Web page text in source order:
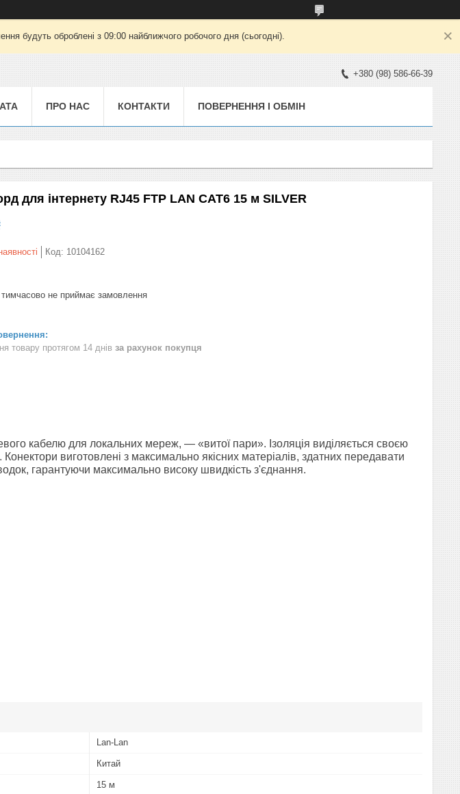
будуть оброблені з 09:00 найближчого робочого дня (сьогодні).
+380 (98) 586-66-39
ПРО НАС КОНТАКТИ ПОВЕРНЕННЯ І ОБМІН
для інтернету RJ45 FTP LAN CAT6 15 м SILVER
Код: 10104162
тимчасово не приймає замовлення
товару протягом 14 днів за рахунок покупця
кабелю для локальних мереж, — «витої пари». Ізоляція виділяється своєю
Конектори виготовлені з максимально якісних матеріалів, здатних передавати
гарантуючи максимально високу швидкість з'єднання.
Lan-Lan
Китай
15 м